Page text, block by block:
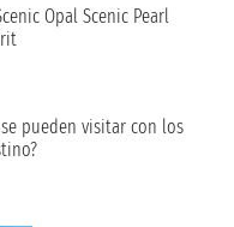
Opal Scenic Pearl
pueden visitar con los